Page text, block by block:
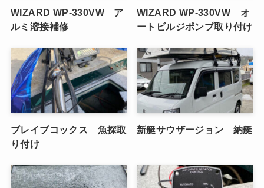
WIZARD WP-330VW ア
ルミ溶接補修
WIZARD WP-330VW オ
ートビルジポンプ取り付け
ブレイブコックス 魚探取
り付け
新艇サウザージョン 納艇